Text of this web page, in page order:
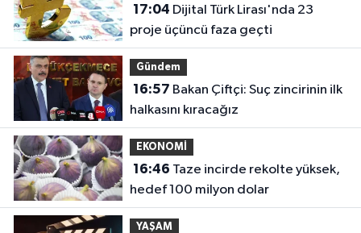
17:04
proje üçüncü faza geçti
Gündem
16:57
halkasını kıracağız
EKONOMİ
16:46
hedef 100 milyon dolar
YAŞAM